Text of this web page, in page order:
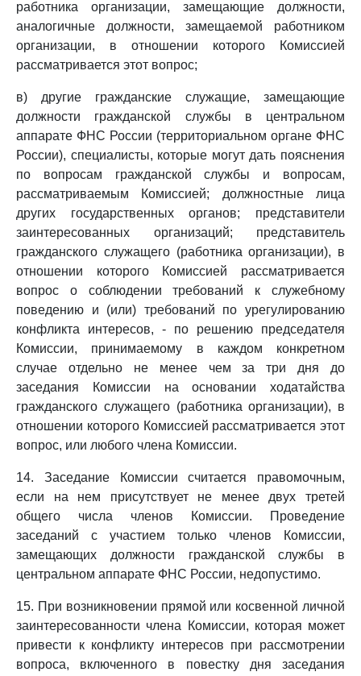
работника организации, замещающие должности,
аналогичные должности, замещаемой работником
организации, в отношении которого Комиссией
рассматривается этот вопрос;
в) другие гражданские служащие, замещающие
должности гражданской службы в центральном
аппарате ФНС России (территориальном органе ФНС
России), специалисты, которые могут дать пояснения
по вопросам гражданской службы и вопросам,
рассматриваемым Комиссией; должностные лица
других государственных органов; представители
заинтересованных организаций; представитель
гражданского служащего (работника организации), в
отношении которого Комиссией рассматривается
вопрос о соблюдении требований к служебному
поведению и (или) требований по урегулированию
конфликта интересов, - по решению председателя
Комиссии, принимаемому в каждом конкретном
случае отдельно не менее чем за три дня до
заседания Комиссии на основании ходатайства
гражданского служащего (работника организации), в
отношении которого Комиссией рассматривается этот
вопрос, или любого члена Комиссии.
14. Заседание Комиссии считается правомочным,
если на нем присутствует не менее двух третей
общего числа членов Комиссии. Проведение
заседаний с участием только членов Комиссии,
замещающих должности гражданской службы в
центральном аппарате ФНС России, недопустимо.
15. При возникновении прямой или косвенной личной
заинтересованности члена Комиссии, которая может
привести к конфликту интересов при рассмотрении
вопроса, включенного в повестку дня заседания